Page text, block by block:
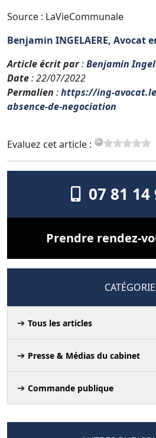
Source : LaVieCommunale
Benjamin INGELAERE, Avocat
Article écrit par:Benjamin
Date: 22/07/2022
Permalien :https://ing-
absence-de-negociation
Evaluez cet article :
07 81 14
Prendre rendez-
Tous les articles
Presse & Médias du cabinet
Commande publique